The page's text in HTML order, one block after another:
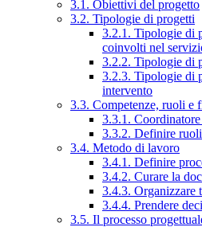
3.1. Obiettivi del progetto
3.2. Tipologie di progetti
3.2.1. Tipologie di
coinvolti nel
3.2.2. Tipologie di
3.2.3. Tipologie di
intervento
3.3. Competenze, ruoli e
3.3.1.
3.3.2. Definire
3.4. Metodo di lavoro
3.4.1. Definire
3.4.2. Curare la
3.4.3. Organizzare
3.4.4. Prendere
3.5. Il processo